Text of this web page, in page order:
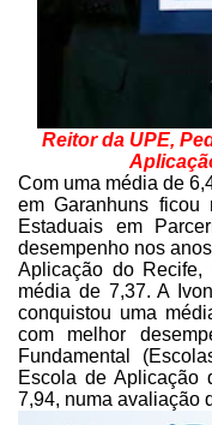
Reitor da UPE,
Com uma média de
em Garanhuns ficou
Estaduais em
desempenho nos
Aplicação do Recife,
média de7,37. A
conquistou uma
com melhor
Fundamental
Escola de Aplicação
7,94, numa avaliação